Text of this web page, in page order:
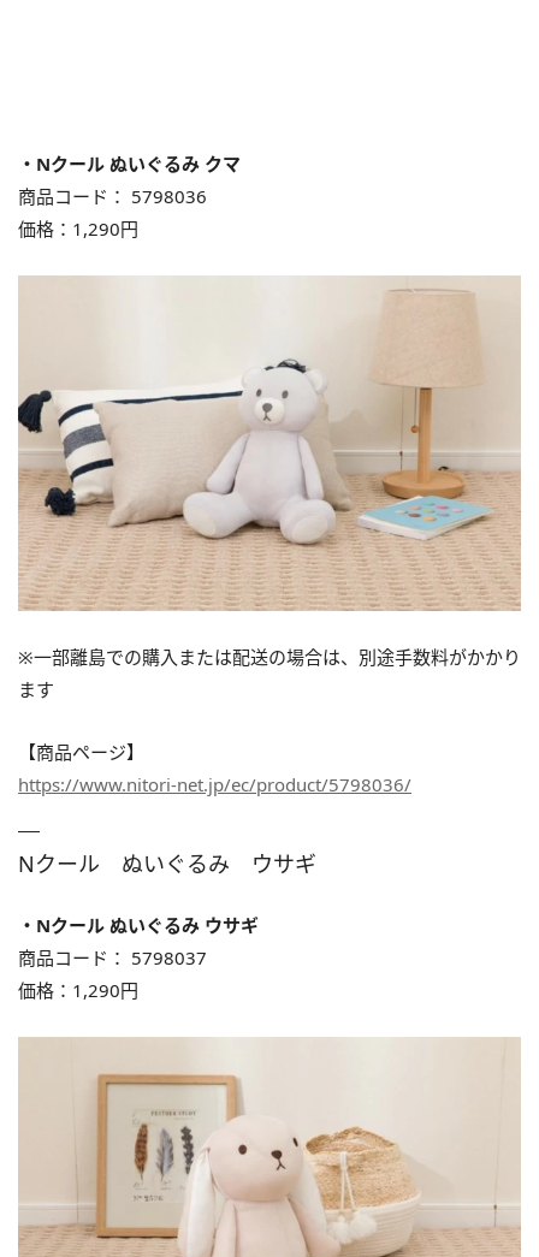
・Nクール ぬいぐるみ クマ
商品コード： 5798036
価格：1,290円
※⼀部離島での購入または配送の場合は、別途⼿数料がかかり
ます
【商品ページ】
https://www.nitori-net.jp/ec/product/5798036/
Nクール ぬいぐるみ ウサギ
・Nクール ぬいぐるみ ウサギ
商品コード： 5798037
価格：1,290円